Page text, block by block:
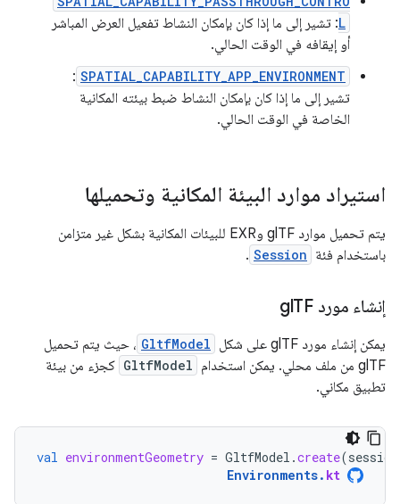
L: تشير إلى ما إذا كان بإمكان النشاط تفعيل العرض المباشر
أو إيقافه في الوقت الحالي.
SPATIAL_CAPABILITY_APP_ENVIRONMENT
:
تشير إلى ما إذا كان بإمكان النشاط ضبط بيئته المكانية
الخاصة في الوقت الحالي.
استيراد موارد البيئة المكانية وتحميلها
يتم تحميل موارد glTF وEXR للبيئات المكانية بشكل غير متزامن
باستخدام فئة Session
.
إنشاء مورد glTF
يمكن إنشاء مورد glTF على شكل GltfModel ، حيث يتم تحميل
glTF من ملف محلي. يمكن استخدام
GltfModel كجزء من بيئة
تطبيق مكاني.
val environmentGeometry = GltfModel .create(session
Environments. kt